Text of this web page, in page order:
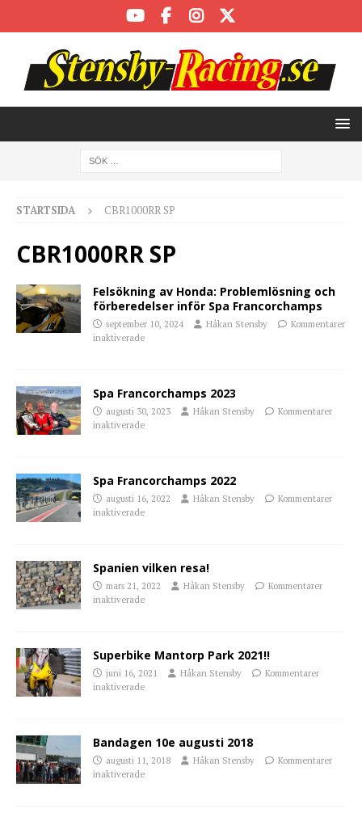
STARTSIDA CBR1000RR SP
CBR1000RR SP
Felsökning av Honda: Problemlösning och
förberedelser inför Spa Francorchamps
september 10, 2024 Håkan Stensby
Kommentarer
inaktiverade
Spa Francorchamps 2023
augusti 30, 2023 Håkan Stensby
Kommentarer
inaktiverade
Spa Francorchamps 2022
augusti 16, 2022 Håkan Stensby
Kommentarer
inaktiverade
Spanien vilken resa!
mars 21, 2022 Håkan Stensby
Kommentarer
inaktiverade
Superbike Mantorp Park 2021!!
juni 16, 2021 Håkan Stensby
Kommentarer
inaktiverade
Bandagen 10e augusti 2018
augusti 11, 2018 Håkan Stensby
Kommentarer
inaktiverade